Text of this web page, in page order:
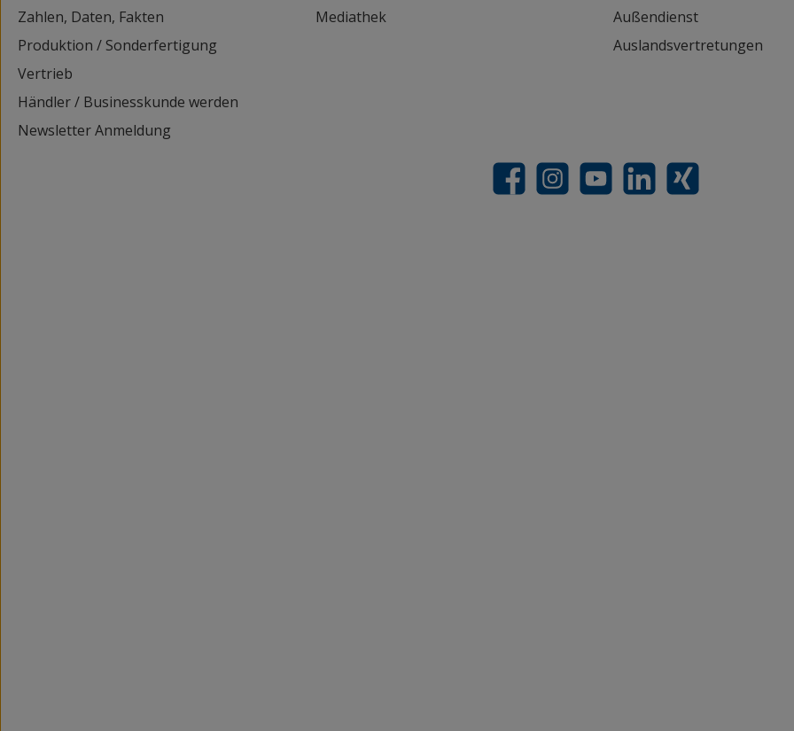
Zahlen, Daten, Fakten
Produktion / Sonderfertigung
Vertrieb
Händler / Businesskunde werden
Newsletter Anmeldung
Mediathek
Außendienst
Auslandsvertretungen
FacebookInstagramYouTubeLinkedInXing